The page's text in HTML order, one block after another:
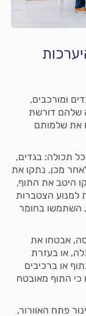
ומורכבים,
שלהם דורשת
את שלמותם
תכולה: בגדים,
מכן, נתקו את
היטב את התוף,
למנוע הצטברות
השתמשו בחומר
אבטחו את
או בעזרת
או ברכיבים
כי התוף מאובטח
פתח האוורור,